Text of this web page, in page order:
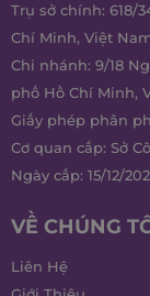
Trụ sở chính: 618/
Chí Minh, Việt
Chi nhánh: 9/18
phố Hồ Chí Minh,
Giấy phép phân
Cơ quan cấp: Sở
Ngày cấp: 15/12/
VỀ CHÚNG
Liên Hệ